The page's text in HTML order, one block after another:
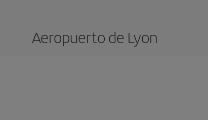
Aeropuerto de Lyon